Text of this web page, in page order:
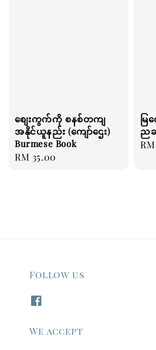
စျေးကွက်ကို စနစ်တကျ
အနိုင်ယူနည်း (ကျော်ဌေး)
Burmese Book
Regular
RM 35.00
မြ
ည
Follow us
We accept